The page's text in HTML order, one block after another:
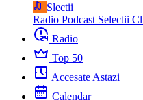
Slectii
Radio Podcast Selectii
Radio
Top 50
Accesate Astazi
Calendar